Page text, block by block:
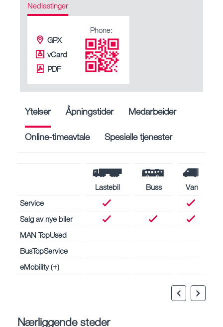
Nedlastinger
GPX
vCard
PDF
Phone:
Ytelser Åpningstider Medarbeider
Online-timeavtale Spesielle tjenester
Lastebil Buss
Van
Service
Salg av nye biler
MAN TopUsed
BusTopService
eMobility (+)
Nærliggende steder